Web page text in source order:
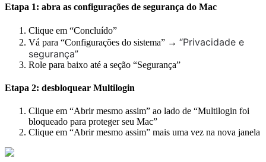
Etapa 1: abra as configurações de segurança do Mac
Clique em “Concluído”
Vá para “Configurações do sistema” → “Privacidade e
segurança”
Role para baixo até a seção “Segurança”
Etapa 2: desbloquear Multilogin
Clique em “Abrir mesmo assim” ao lado de “Multilogin foi
bloqueado para proteger seu Mac”
Clique em “Abrir mesmo assim” mais uma vez na nova janela